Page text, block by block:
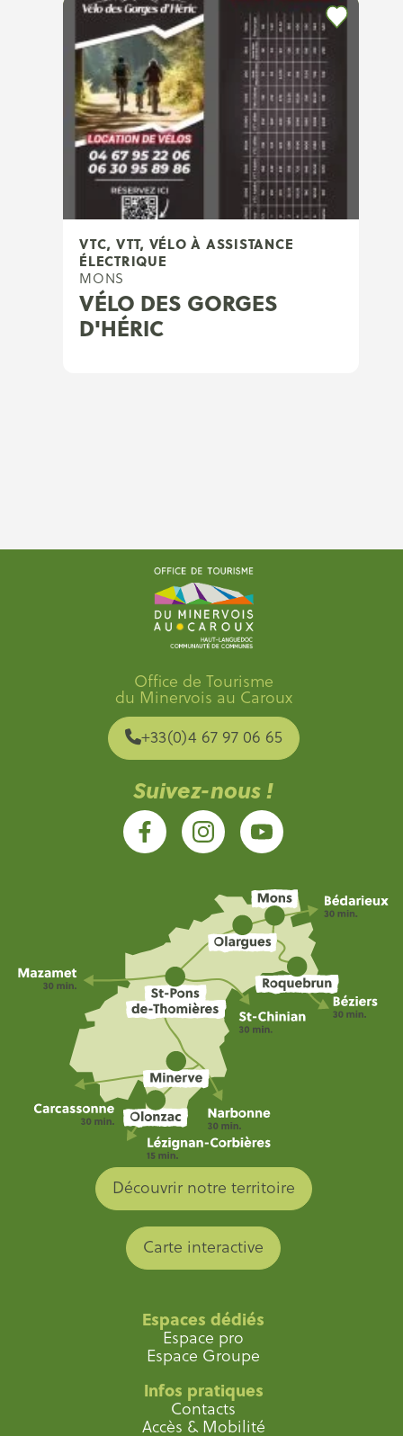
VTC, VTT, VÉLO À ASSISTANCE
ÉLECTRIQUE
MONS
VÉLO DES GORGES
D'HÉRIC
Office de Tourisme
du Minervois au Caroux
+33(0)4 67 97 06 65
Suivez-nous !
Découvrir notre territoire
Carte interactive
Espaces dédiés
Espace pro
Espace Groupe
Infos pratiques
Contacts
Accès & Mobilité